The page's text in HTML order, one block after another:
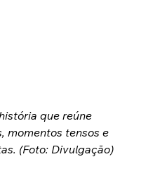
que reúne
momentos tensos e
(Foto: Divulgação)